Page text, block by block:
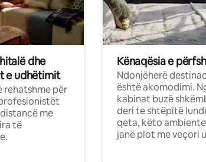
dhe
e udhëtimit
për
me
të
Kënaqësia e
Ndonjëherë
është akomodimi.
kabinat buzë
deri te shtëpitë
qeta, këto
janë plot me veçori